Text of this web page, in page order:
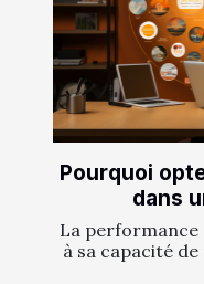
Pourquoi
dans
La performance
à sa capacité